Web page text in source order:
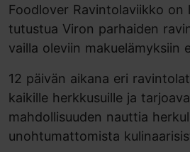
Foodlover Ravintolaviikko on
tutustua Viron parhaiden
vailla oleviin makuelämyksiin
12 päivän aikana eri
kaikille herkkusuille ja
mahdollisuuden nauttia
unohtumattomista